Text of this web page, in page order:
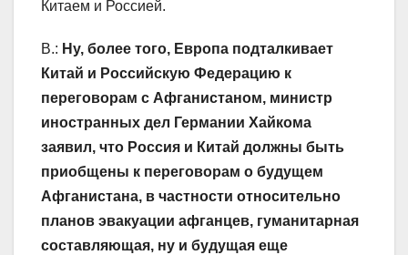
Китаем и Россией.
В.: Ну, более того, Европа подталкивает
Китай и Российскую Федерацию к
переговорам с Афганистаном, министр
иностранных дел Германии Хайкома
заявил, что Россия и Китай должны быть
приобщены к переговорам о будущем
Афганистана, в частности относительно
планов эвакуации афганцев, гуманитарная
составляющая, ну и будущая еще